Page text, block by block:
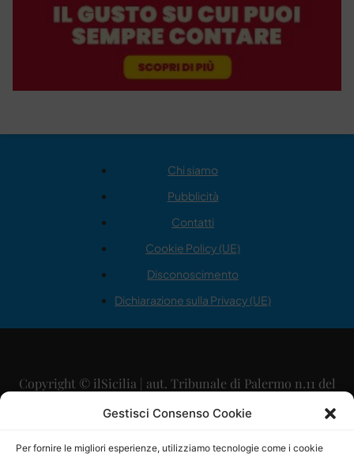
Gestisci Consenso Cookie
Per fornire le migliori esperienze, utilizziamo tecnologie come i cookie
Chi siamo
Pubblicità
Contatti
Cookie Policy (UE)
Disconoscimento
Dichiarazione sulla Privacy (UE)
Copyright © ilSicilia | aut. Tribunale di Palermo n.11 del
29/09/2015